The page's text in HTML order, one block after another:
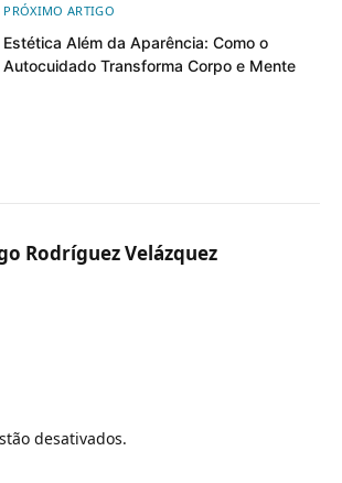
PRÓXIMO ARTIGO
Estética Além da Aparência: Como o
Autocuidado Transforma Corpo e Mente
Rodríguez Velázquez
desativados.